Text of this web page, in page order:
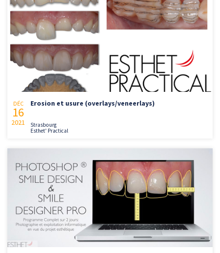
DÉC
16
2021
Erosion et usure (overlays/veneerlays)
Strasbourg
Esthet' Practical